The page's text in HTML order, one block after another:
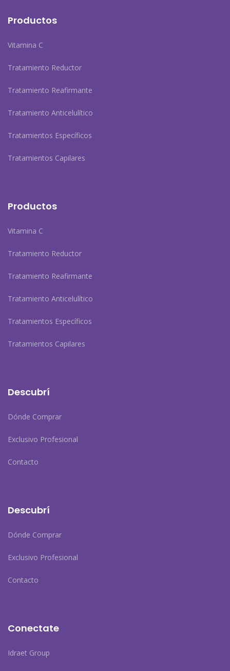
Productos
Vitamina C
Tratamiento Reductor
Tratamiento Reafirmante
Tratamiento Anticelulítico
Tratamientos Específicos
Tratamientos Capilares
Productos
Vitamina C
Tratamiento Reductor
Tratamiento Reafirmante
Tratamiento Anticelulítico
Tratamientos Específicos
Tratamientos Capilares
Descubrí
Dónde Comprar
Exclusivo Profesional
Contacto
Descubrí
Dónde Comprar
Exclusivo Profesional
Contacto
Conectate
Idraet Group